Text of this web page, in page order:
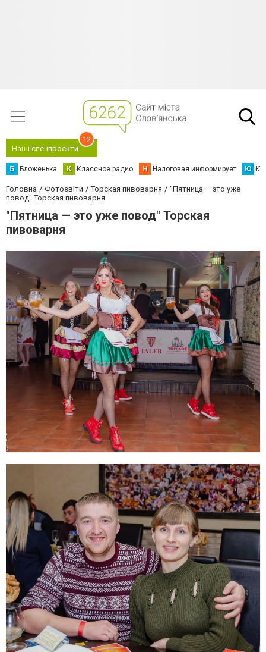
Наші спецпроєкти
12
Б Бложенька К Классное радио Н Налоговая информирует Ю
Головна Фотозвіти Торская пивоварня
"Пятница — это уже
повод" Торская пивоварня
"Пятница — это уже повод" Торская
пивоварня